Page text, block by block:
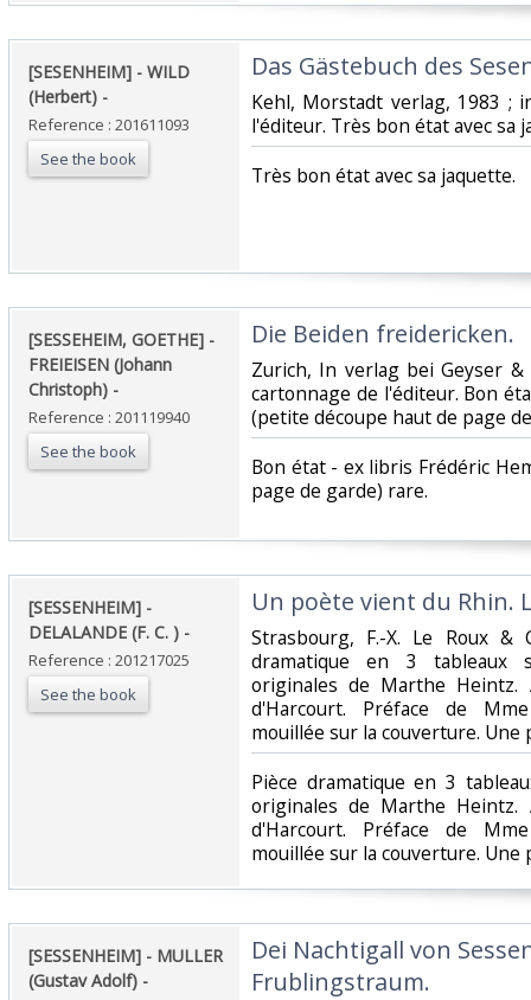
‎[SESENHEIM] - WILD
(Herbert) - ‎
Reference : 201611093
See the book
‎Das Gästebuch des
‎Kehl, Morstadt verlag, 1983 ;
l'éditeur. Très bon état avec sa
‎Très bon état avec sa jaquette.‎
‎[SESSEHEIM, GOETHE] -
FREIEISEN (Johann
Christoph) - ‎
Reference : 201119940
See the book
‎Die Beiden freidericken. ‎
‎Zurich, In verlag bei Geyser
cartonnage de l'éditeur. Bon
(petite découpe haut de page
‎Bon état - ex libris Frédéric
page de garde) rare.‎
‎[SESSENHEIM] -
DELALANDE (F. C. ) - ‎
Reference : 201217025
See the book
‎Un poète vient du Rhin.
‎Strasbourg, F.-X. Le Roux
dramatique en 3 tableaux
originales de Marthe Heintz.
d'Harcourt. Préface de
mouillée sur la couverture. Une
‎Pièce dramatique en 3
originales de Marthe Heintz.
d'Harcourt. Préface de
mouillée sur la couverture. Une
‎[SESSENHEIM] - MULLER
(Gustav Adolf) - ‎
‎Dei Nachtigall von
Frublingstraum. ‎